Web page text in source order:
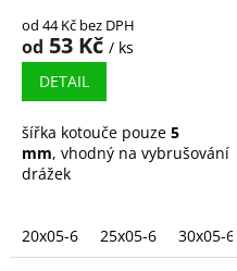
od 44 Kč bez DPH
od 53 Kč / ks
DETAIL
šířka kotouče pouze 5
mm, vhodný na vybrušování
drážek
20x05-6 25x05-6 30x05-6